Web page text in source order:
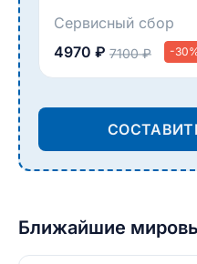
Сервисный сбор
4970 ₽ 7100 ₽ -
Ближайшие